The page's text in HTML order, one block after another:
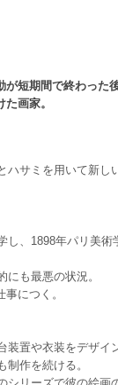
短期間で終わっ
画家。
サミを用いて新し
、1898年パリ美術
も最悪の状況。
につく。
置や衣装をデザイ
作を続ける。